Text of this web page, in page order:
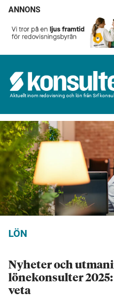
ANNONS
Aktuellt inom redovisning och lön från Srf
LÖN
Nyheter och
lönekonsulter
veta